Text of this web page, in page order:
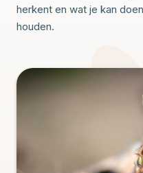
herkent en wat je kan
houden.